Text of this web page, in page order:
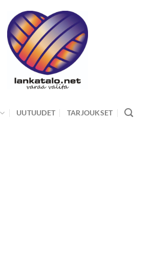
UUTUUDET TARJOUKSET